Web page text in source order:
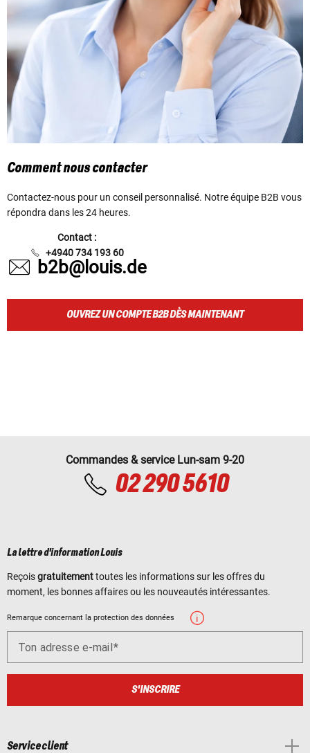
Comment nous contacter
Contactez-nous pour un conseil personnalisé. Notre équipe B2B vous
répondra dans les 24 heures.
Contact :
+4940 734 193 60
b2b@louis.de
OUVREZ UN COMPTE B2B DÈS MAINTENANT
Commandes & service Lun-sam 9-20
02 290 5610
La lettre d'information Louis
Reçoisgratuitementtoutes les informations sur les offres du
moment, les bonnes affaires ou les nouveautés intéressantes.
Remarque concernant la protection des données
Ton adresse e-mail
S'INSCRIRE
Service client